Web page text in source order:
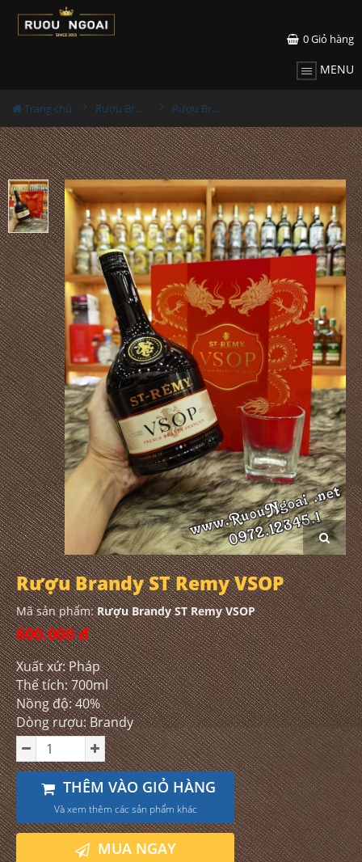
0Giỏ hàng
MENU
Trang chủ Rượu Brandy Rượu Brandy ST Remy VSOP
Rượu Brandy ST Remy VSOP
Mã sản phẩm:Rượu Brandy ST Remy VSOP
600.000 đ
Xuất xứ: Pháp
Thể tích: 700ml
Nồng độ: 40%
Dòng rượu: Brandy
THÊM VÀO GIỎ HÀNG
Và xem thêm các sản phẩm khác
MUA NGAY